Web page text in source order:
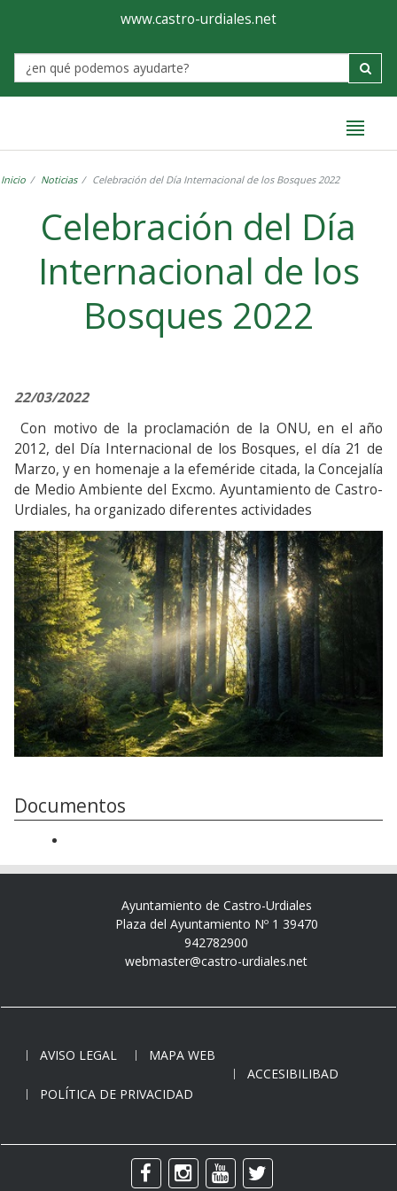
Ayuntamiento
de
Castro-
www.castro-urdiales.net
Label
Inicio Noticias Celebración del Día Internacional de los Bosques 2022
Celebración del Día
Internacional de los
Bosques 2022
22/03/2022
Con motivo de la proclamación de la ONU, en el año
2012, del Día Internacional de los Bosques, el día 21 de
Marzo, y en homenaje a la efeméride citada, la Concejalía
de Medio Ambiente del Excmo. Ayuntamiento de Castro-
Urdiales, ha organizado diferentes actividades
Documentos
Ayuntamiento de Castro-Urdiales
Plaza del Ayuntamiento Nº 1 39470
942782900
webmaster@castro-urdiales.net
AVISO LEGAL
MAPA WEB
ACCESIBILIBAD
POLÍTICA DE PRIVACIDAD